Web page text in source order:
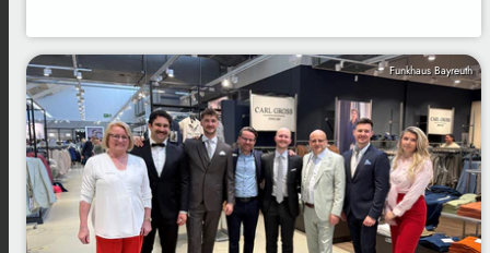
Funkhaus Bayreuth